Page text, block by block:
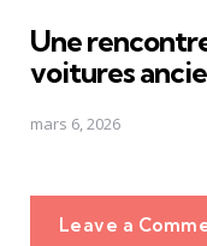
Une
voitures
mars 6, 2026
Leave a